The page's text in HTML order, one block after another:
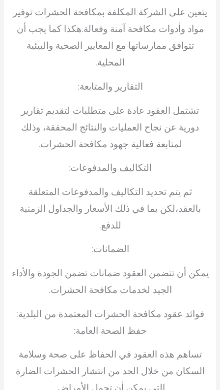
يتعين على الشركة المكلفة بمكافحة الحشرات توفير
مواد وأدوات مكافحة آمنة وفعالة.هكذا كما يجب أن
تتوافق ممارساتها مع المعايير الصحية والبيئية
المحلية.
التقارير والمتابعة:
تشتمل العقود عادة على متطلبات لتقديم تقارير
دورية عن نجاح العمليات والنتائج المحققة، وذلك
لمتابعة فعالية جهود مكافحة الحشرات.
التكاليف والمدفوعات:
ثم يتم تحديد التكاليف والمدفوعات المتعلقة
بالعقد،لكن بما في ذلك الأسعار والجداول الزمنية
للدفع.
الضمانات:
يمكن أن تتضمن العقود ضمانات تضمن الجودة والأداء
الجيد لخدمات مكافحة الحشرات.
فوائد عقود مكافحة الحشرات المعتمدة من البلدية:
حفظ الصحة العامة:
تساهم هذه العقود في الحفاظ على صحة وسلامة
السكان من خلال الحد من انتشار الحشرات الضارة